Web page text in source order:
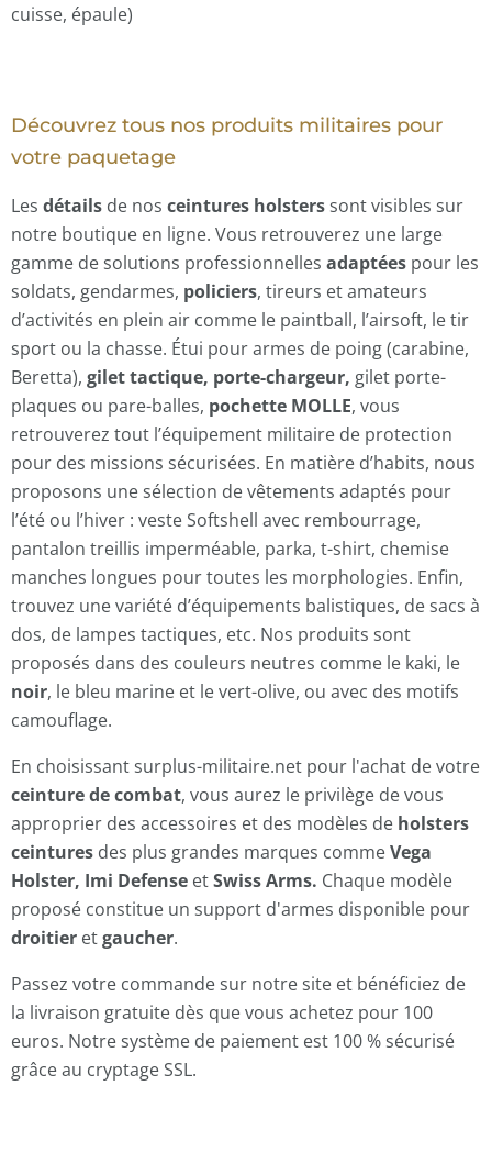
cuisse, épaule)
Découvrez tous nos produits militaires pour
votre paquetage
Les détails de nos ceintures holsters sont visibles sur
notre boutique en ligne. Vous retrouverez une large
gamme de solutions professionnelles adaptées pour les
soldats, gendarmes, policiers, tireurs et amateurs
d’activités en plein air comme le paintball, l’airsoft, le tir
sport ou la chasse. Étui pour armes de poing (carabine,
Beretta), gilet tactique, porte-chargeur, gilet porte-
plaques ou pare-balles, pochette MOLLE, vous
retrouverez tout l’équipement militaire de protection
pour des missions sécurisées. En matière d’habits, nous
proposons une sélection de vêtements adaptés pour
l’été ou l’hiver : veste Softshell avec rembourrage,
pantalon treillis imperméable, parka, t-shirt, chemise
manches longues pour toutes les morphologies. Enfin,
trouvez une variété d’équipements balistiques, de sacs à
dos, de lampes tactiques, etc. Nos produits sont
proposés dans des couleurs neutres comme le kaki, le
noir, le bleu marine et le vert-olive, ou avec des motifs
camouflage.
En choisissant surplus-militaire.net pour l'achat de votre
ceinture de combat, vous aurez le privilège de vous
approprier des accessoires et des modèles de holsters
ceintures des plus grandes marques commeVega
Holster, Imi Defense etSwiss Arms. Chaque modèle
proposé constitue un support d'armes disponible pour
droitier etgaucher.
Passez votre commande sur notre site et bénéficiez de
la livraison gratuite dès que vous achetez pour 100
euros. Notre système de paiement est 100 % sécurisé
grâce au cryptage SSL.